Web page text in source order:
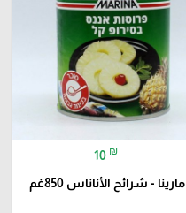
10 ₪
مارينا - شرائح الأناناس 850غم